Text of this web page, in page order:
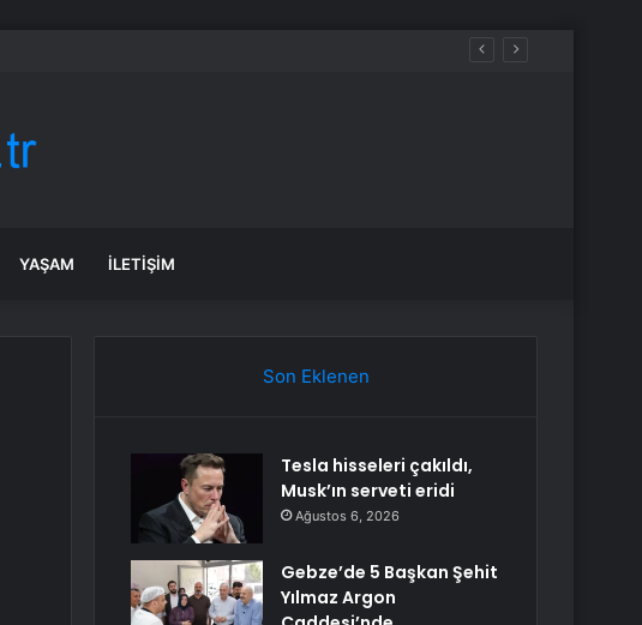
YAŞAM İLETIŞIM
Son Eklenen
Tesla hisseleri çakıldı,
Musk’ın serveti eridi
Ağustos 6, 2026
Gebze’de 5 Başkan Şehit
Yılmaz Argon